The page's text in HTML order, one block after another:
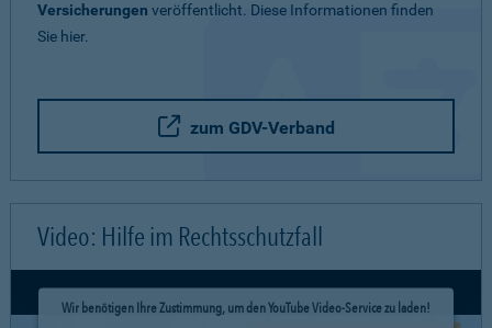
Versicherungen veröffentlicht. Diese Informationen finden
Sie hier.
zum GDV-Verband
Video: Hilfe im Rechtsschutzfall
Wir benötigen Ihre Zustimmung, um den YouTube Video-Service zu laden!